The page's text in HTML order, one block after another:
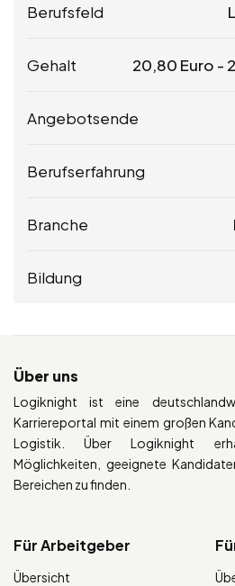
Berufsfeld
Gehalt 20,80 Euro -
Angebotsende
Berufserfahrung
Branche
Bildung
Über uns
Logiknight ist eine
Karriereportal mit einem großen
Logistik. Über Logiknight
Möglichkeiten, geeignete
Bereichen zu finden.
Für Arbeitgeber
Übersicht